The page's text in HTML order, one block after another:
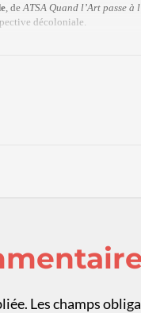
, de ATSA Quand l’Art passe à
décoloniale.
présente un extrait
le travail sur cette
circuits institutionnels et
Les champs